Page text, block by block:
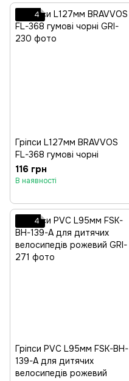
4
Гріпси L127мм BRAVVOS
FL-368 гумові чорні
116 грн
В наявності
4
Гріпси PVC L95мм FSK-BH-
139-A для дитячих
велосипедів рожевий